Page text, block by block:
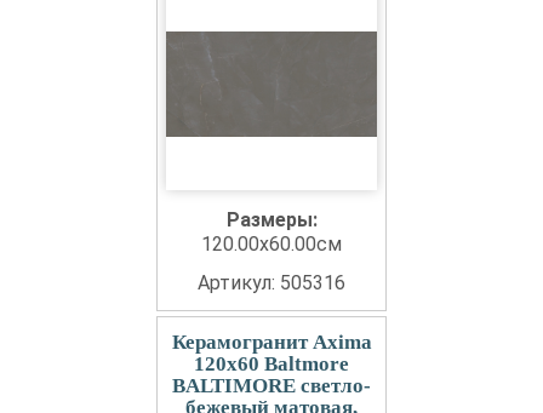
Размеры:
120.00x60.00см
Артикул: 505316
Керамогранит Axima
120x60 Baltmore
BALTIMORE светло-
бежевый матовая,